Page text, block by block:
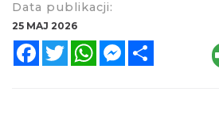
Data publikacji:
25 MAJ 2026
FacebookTwitterWhatsAppMessenger